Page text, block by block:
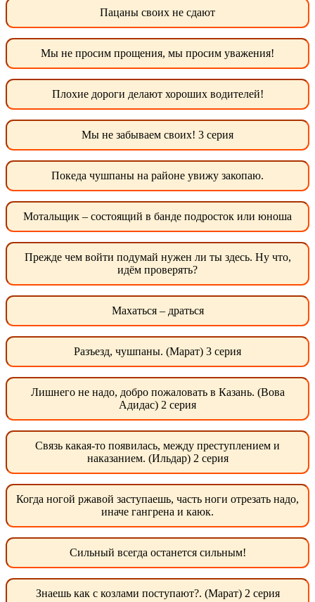
Пацаны своих не сдают
Мы не просим прощения, мы просим уважения!
Плохие дороги делают хороших водителей!
Мы не забываем своих! 3 серия
Покеда чушпаны на районе увижу закопаю.
Мотальщик – состоящий в банде подросток или юноша
Прежде чем войти подумай нужен ли ты здесь. Ну что,
идём проверять?
Махаться – драться
Разъезд, чушпаны. (Марат) 3 серия
Лишнего не надо, добро пожаловать в Казань. (Вова
Адидас) 2 серия
Связь какая-то появилась, между преступлением и
наказанием. (Ильдар) 2 серия
Когда ногой ржавой заступаешь, часть ноги отрезать надо,
иначе гангрена и каюк.
Сильный всегда останется сильным!
Знаешь как с козлами поступают?. (Марат) 2 серия